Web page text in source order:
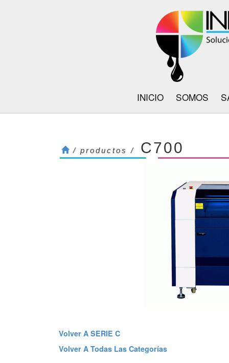
INICIO SOMOS
/ productos / C700
Volver A SERIE C
Volver A Todas Las Categorías